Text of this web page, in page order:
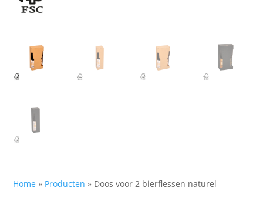
Home » Producten » Doos voor 2 bierflessen naturel